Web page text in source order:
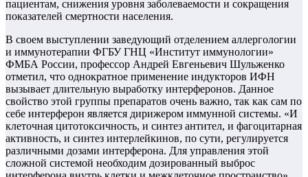
пациентам, снижения уровня заболеваемости и сокращения
показателей смертности населения.
В своем выступлении заведующий отделением аллергологии
и иммунотерапии ФГБУ ГНЦ «Институт иммунологии»
ФМБА России, профессор Андрей Евгеньевич Шульженко
отметил, что однократное применение индукторов ИФН
вызывает длительную выработку интерферонов. Данное
свойство этой группы препаратов очень важно, так как сам по
себе интерферон является дирижером иммунной системы. «И
клеточная цитотоксичность, и синтез антител, и фагоцитарная
активность, и синтез интерлейкинов, по сути, регулируется
различными дозами интерферона. Для управления этой
сложной системой необходим дозированный выброс